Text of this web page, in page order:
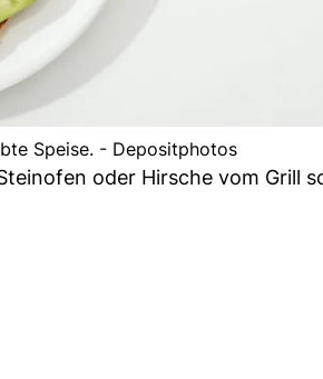
Speise. - Depositphotos
oder Hirsche vom Grill